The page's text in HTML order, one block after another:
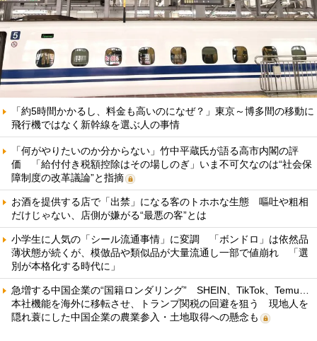
「約5時間かかるし、料金も高いのになぜ？」東京～博多間の移動に
飛行機ではなく新幹線を選ぶ人の事情
「何がやりたいのか分からない」竹中平蔵氏が語る高市内閣の評
価 「給付付き税額控除はその場しのぎ」いま不可欠なのは“社会保
障制度の改革議論”と指摘
お酒を提供する店で「出禁」になる客のトホホな生態 嘔吐や粗相
だけじゃない、店側が嫌がる“最悪の客”とは
小学生に人気の「シール流通事情」に変調 「ボンドロ」は依然品
薄状態が続くが、模倣品や類似品が大量流通し一部で値崩れ 「選
別が本格化する時代に」
急増する中国企業の“国籍ロンダリング” SHEIN、TikTok、Temu…
本社機能を海外に移転させ、トランプ関税の回避を狙う 現地人を
隠れ蓑にした中国企業の農業参入・土地取得への懸念も